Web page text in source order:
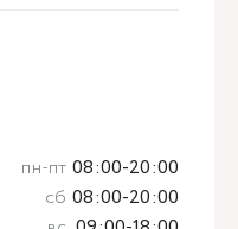
пн-пт 08:00-20:00
сб 08:00-20:00